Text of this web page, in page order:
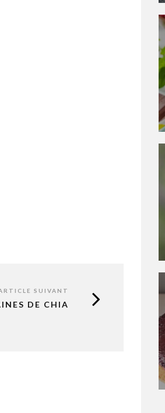
SUIVANT
DE CHIA